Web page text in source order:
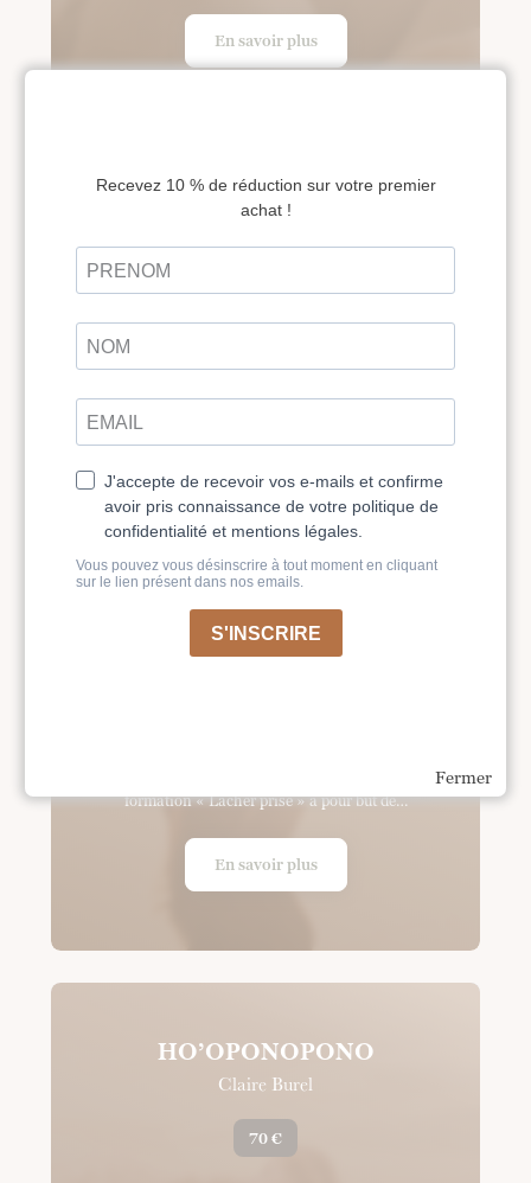
En savoir plus
Maintenant au prix de 190 € au lieu de 240 € Pour
En savoir plus
LÂCHER-PRISE
21 pas vers la liberté intérieure avec Thi Bich Doan La
formation « Lâcher prise » a pour but de…
En savoir plus
HO’OPONOPONO
Claire Burel
70 €
Fermer